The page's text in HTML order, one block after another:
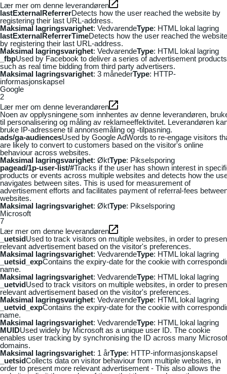
Lær mer om denne leverandøren
lastExternalReferrerDetects how the user reached the website by
registering their last URL-address.
Maksimal lagringsvarighet: VedvarendeType: HTML lokal lagring
lastExternalReferrerTimeDetects how the user reached the website
by registering their last URL-address.
Maksimal lagringsvarighet: VedvarendeType: HTML lokal lagring
_fbpUsed by Facebook to deliver a series of advertisement products
such as real time bidding from third party advertisers.
Maksimal lagringsvarighet: 3 månederType: HTTP-
informasjonskapsel
Google
2
Lær mer om denne leverandøren
Noen av opplysningene som innhentes av denne leverandøren,
til personalisering og måling av reklameeffektivitet. Leverandøren
bruke IP-adressene til annonsemåling og -tilpasning.
ads/ga-audiencesUsed by Google AdWords to re-engage visitors
are likely to convert to customers based on the visitor's online
behaviour across websites.
Maksimal lagringsvarighet: ØktType: Pikselsporing
pagead/1p-user-list/#Tracks if the user has shown interest in
products or events across multiple websites and detects how the
navigates between sites. This is used for measurement of
advertisement efforts and facilitates payment of referral-fees
websites.
Maksimal lagringsvarighet: ØktType: Pikselsporing
Microsoft
7
Lær mer om denne leverandøren
_uetsidUsed to track visitors on multiple websites, in order to
relevant advertisement based on the visitor's preferences.
Maksimal lagringsvarighet: VedvarendeType: HTML lokal lagring
_uetsid_expContains the expiry-date for the cookie with
name.
Maksimal lagringsvarighet: VedvarendeType: HTML lokal lagring
_uetvidUsed to track visitors on multiple websites, in order to
relevant advertisement based on the visitor's preferences.
Maksimal lagringsvarighet: VedvarendeType: HTML lokal lagring
_uetvid_expContains the expiry-date for the cookie with
name.
Maksimal lagringsvarighet: VedvarendeType: HTML lokal lagring
MUIDUsed widely by Microsoft as a unique user ID. The cookie
enables user tracking by synchronising the ID across many
domains.
Maksimal lagringsvarighet: 1 årType: HTTP-informasjonskapsel
_uetsidCollects data on visitor behaviour from multiple websites, in
order to present more relevant advertisement - This also allows the